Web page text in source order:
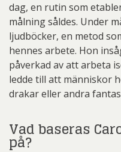
dag, en rutin som
målning såldes. Under
ljudböcker, en metod
hennes arbete. Hon
påverkad av att arbeta
ledde till att människor
drakar eller andra
Vad baseras
på?